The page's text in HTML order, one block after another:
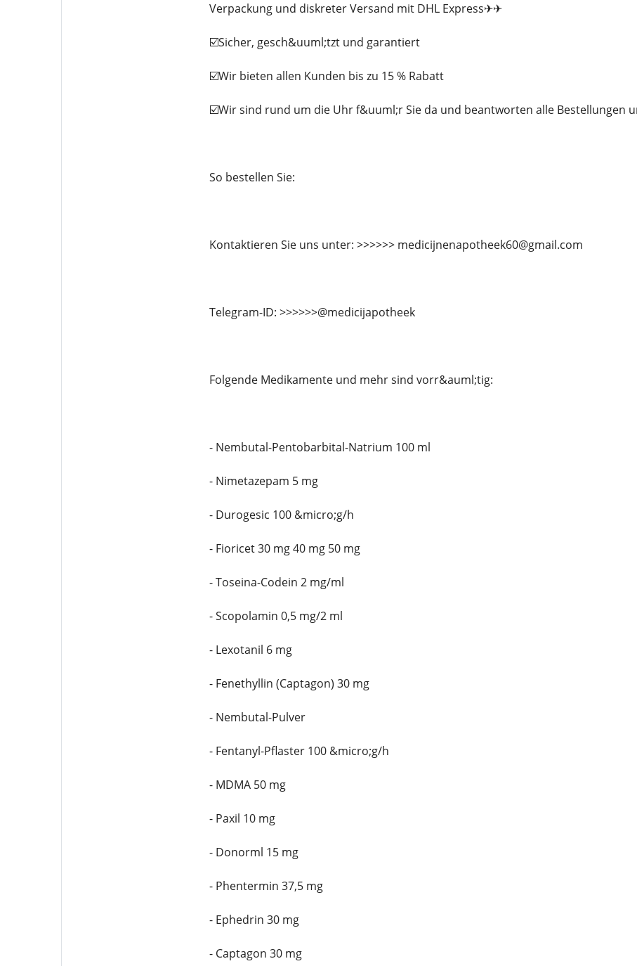
Verpackung und diskreter Versand mit DHL Express✈✈
☑️Sicher, gesch&uuml;tzt und garantiert
☑️Wir bieten allen Kunden bis zu 15 % Rabatt
☑️Wir sind rund um die Uhr f&uuml;r Sie da und beantworten alle Bestellungen
So bestellen Sie:
Kontaktieren Sie uns unter: >>>>>> medicijnenapotheek60@gmail.com
Telegram-ID: >>>>>>@medicijapotheek
Folgende Medikamente und mehr sind vorr&auml;tig:
- Nembutal-Pentobarbital-Natrium 100 ml
- Nimetazepam 5 mg
- Durogesic 100 &micro;g/h
- Fioricet 30 mg 40 mg 50 mg
- Toseina-Codein 2 mg/ml
- Scopolamin 0,5 mg/2 ml
- Lexotanil 6 mg
- Fenethyllin (Captagon) 30 mg
- Nembutal-Pulver
- Fentanyl-Pflaster 100 &micro;g/h
- MDMA 50 mg
- Paxil 10 mg
- Donorml 15 mg
- Phentermin 37,5 mg
- Ephedrin 30 mg
- Captagon 30 mg